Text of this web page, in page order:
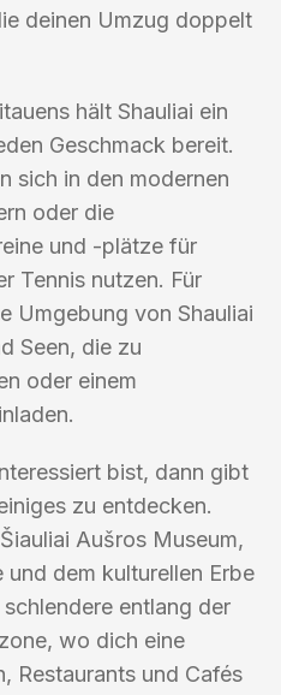
deinen Umzug doppelt
hält Shauliai ein
Geschmack bereit.
sich in den modernen
oder die
und -plätze für
Tennis nutzen. Für
Umgebung von Shauliai
Seen, die zu
oder einem
bist, dann gibt
zu entdecken.
Aušros Museum,
dem kulturellen Erbe
entlang der
wo dich eine
Restaurants und Cafés